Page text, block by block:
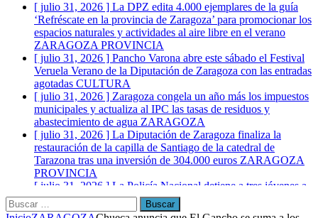
[ julio 31, 2026 ] La DPZ edita 4.000 ejemplares de la guía
‘Refréscate en la provincia de Zaragoza’ para promocionar los
espacios naturales y actividades al aire libre en el verano
ZARAGOZA PROVINCIA
[ julio 31, 2026 ] Pancho Varona abre este sábado el Festival
Veruela Verano de la Diputación de Zaragoza con las entradas
agotadas CULTURA
[ julio 31, 2026 ] Zaragoza congela un año más los impuestos
municipales y actualiza al IPC las tasas de residuos y
abastecimiento de agua ZARAGOZA
[ julio 31, 2026 ] La Diputación de Zaragoza finaliza la
restauración de la capilla de Santiago de la catedral de
Tarazona tras una inversión de 304.000 euros ZARAGOZA
PROVINCIA
[ julio 31, 2026 ] La Policía Nacional detiene a tres jóvenes a
los que interceptaron poco después de robar en el interior de
más de media docena de vehículosZARAGOZA